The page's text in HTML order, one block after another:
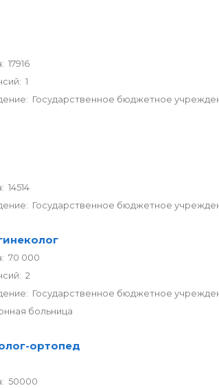
17916
1
Государственное бюджетное
14514
Государственное бюджетное
70 000
2
Государственное бюджетное
больница
ортопед
50000